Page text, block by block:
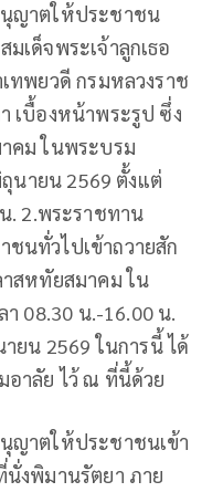
ญาตให้ประชาชน
เด็จพระเจ้าลูกเธอ
ทพยวดี กรมหลวงราช
เบื้องหน้าพระรูป ซึ่ง
คม ในพระบรม
นายน 2569 ตั้งแต่
น. 2.พระราชทาน
นทั่วไปเข้าถวายสัก
สหทัยสมาคม ใน
08.30 น.-16.00 น.
ยน 2569 ในการนี้ ได้
อาลัย ไว้ ณ ที่นี้ด้วย
ญาตให้ประชาชนเข้า
งพิมานรัตยา ภาย